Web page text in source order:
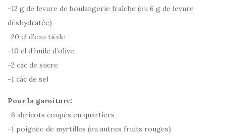
-12 g de levure de boulangerie fraîche (ou 6 g de levure
déshydratée)
-20 cl d’eau tiède
-10 cl d’huile d’olive
-2 càc de sucre
-1 càc de sel
Pour la garniture:
-6 abricots coupés en quartiers
-1 poignée de myrtilles (ou autres fruits rouges)